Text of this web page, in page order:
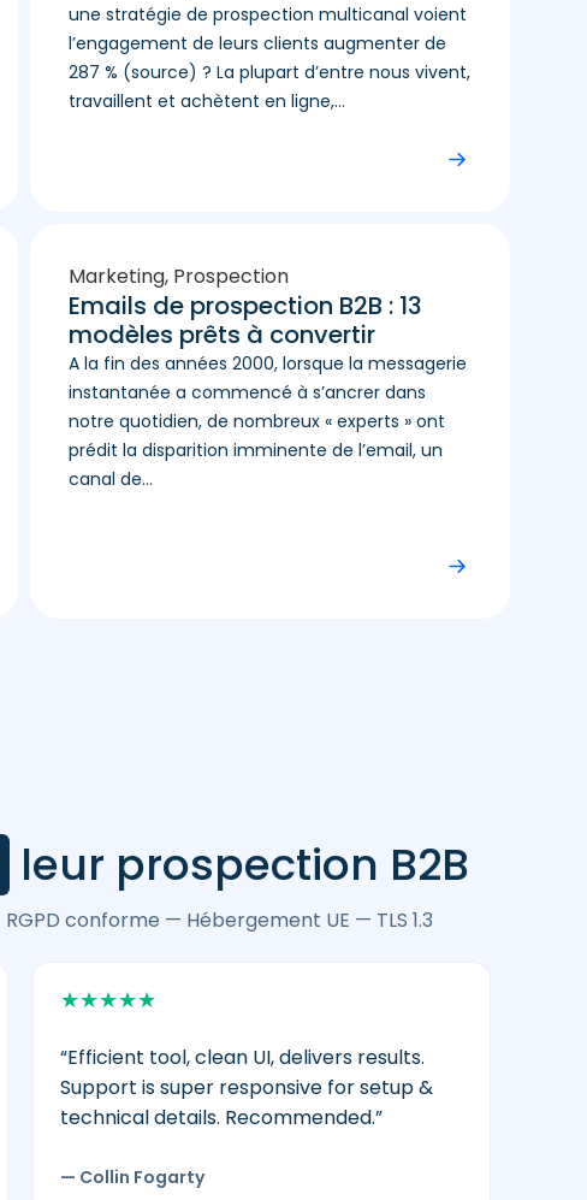
une stratégie de prospection multicanal voient
l’engagement de leurs clients augmenter de
287 % (source) ? La plupart d’entre nous vivent,
travaillent et achètent en ligne,...
Marketing, Prospection
Emails de prospection B2B : 13
modèles prêts à convertir
A la fin des années 2000, lorsque la messagerie
instantanée a commencé à s’ancrer dans
notre quotidien, de nombreux « experts » ont
prédit la disparition imminente de l’email, un
canal de...
leur prospection B2B
RGPD conforme — Hébergement UE — TLS 1.3
★★★★★
“Efficient tool, clean UI, delivers results.
Support is super responsive for setup &
technical details. Recommended.”
— Collin Fogarty